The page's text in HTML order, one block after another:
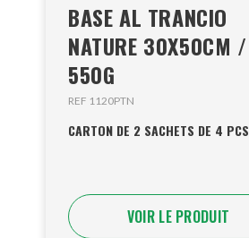
BASE AL TRANCIO
NATURE 30X50CM /
550G
REF 1120PTN
CARTON DE 2 SACHETS DE 4 PCS
VOIR LE PRODUIT